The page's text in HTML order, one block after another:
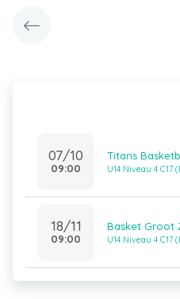
07/10
09:00
Titans
U14 Niveau 4
18/11
09:00
Basket Groot
U14 Niveau 4